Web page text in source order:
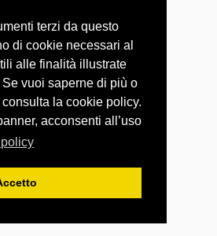
terzi da questo
di cookie necessari al
alle finalità illustrate
vuoi saperne di più o
la cookie policy.
acconsenti all’uso
È UN PROGETTO